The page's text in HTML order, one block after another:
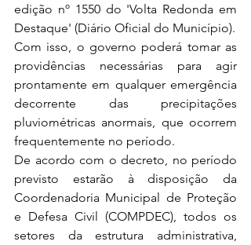
edição nº 1550 do 'Volta Redonda em
Destaque' (Diário Oficial do Município).
Com isso, o governo poderá tomar as
providências necessárias para agir
prontamente em qualquer emergência
decorrente das precipitações
pluviométricas anormais, que ocorrem
frequentemente no período.
De acordo com o decreto, no período
previsto estarão à disposição da
Coordenadoria Municipal de Proteção
e Defesa Civil (COMPDEC), todos os
setores da estrutura administrativa,